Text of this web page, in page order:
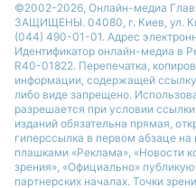
©2002-2026, Онлайн-медиа
ЗАЩИЩЕНЫ. 04080, г. Киев, ул.
(044) 490-01-01. Адрес
Идентификатор онлайн-медиа в
R40-01822. Перепечатка,
информации, содержащей
либо виде запрещено.
разрешается при условии
изданий обязательна прямая,
гиперссылка в первом абзаце
плашками «Реклама», «Новости
зрения», «Официально»
партнерских началах. Точки